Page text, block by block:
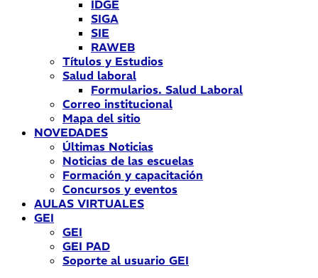
IDGE
SIGA
SIE
RAWEB
Títulos y Estudios
Salud laboral
Formularios. Salud Laboral
Correo institucional
Mapa del sitio
NOVEDADES
Últimas Noticias
Noticias de las escuelas
Formación y capacitación
Concursos y eventos
AULAS VIRTUALES
GEI
GEI
GEI PAD
Soporte al usuario GEI